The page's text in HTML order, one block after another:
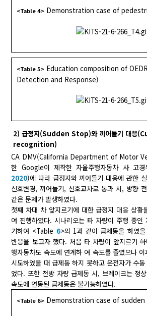
<Table 4> Demonstration case of
<Table 5> Education composition of
Detection and Response)
2) 급정지(Sudden Stop)와 끼어들기 대응
recognition)
CA DMV(California Department of Motor
한 Google이 제작한 자율주행자동차 사 고경
2020)에 따라 급정지와 끼어들기 대응에 관한
신호변경, 끼어들기, 신호교차로 통과 시, 방향
같은 문제가 발생하였다.
첫째 차대 차 앞지르기에 대한 급정지 대응 상황
여 진행하였다. 시나리오는 타 차량이 주행 중인
기하여 <Table 6>의 1과 같이 급제동을 하였
반응을 보고자 했다. 처음 타 차량이 앞지르기
행자동차도 속도에 연계하 여 속도를 줄였으나
시도하였을 때 급제동 하지 못하고 운전자가 수
었다. 또한 전방 차량 급제동 시, 브레이크는 정
속도에 연동된 급제동은 불가능하였다.
<Table 6> Demonstration case of